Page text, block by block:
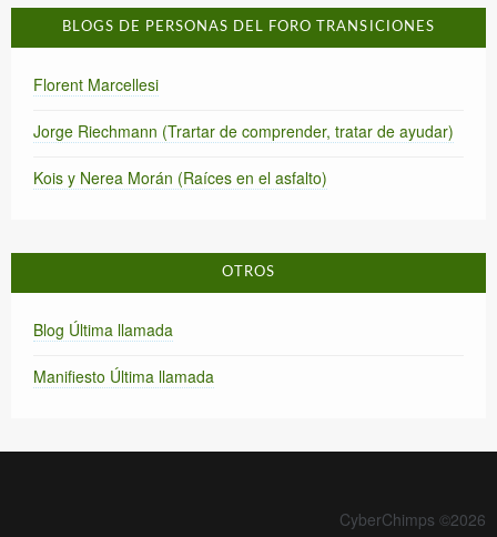
BLOGS DE PERSONAS DEL FORO TRANSICIONES
Florent Marcellesi
Jorge Riechmann (Trartar de comprender, tratar de ayudar)
Kois y Nerea Morán (Raíces en el asfalto)
OTROS
Blog Última llamada
Manifiesto Última llamada
CyberChimps ©2026